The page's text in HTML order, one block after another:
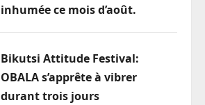
inhumée ce mois d’août.
Bikutsi Attitude Festival:
OBALA s’apprête à vibrer
durant trois jours